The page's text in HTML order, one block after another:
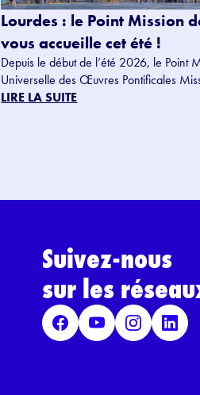
Lourdes : le Point Mission
vous accueille cet été !
Depuis le début de l’été 2026, le Point
Universelle des Œuvres Pontificales
LIRE LA SUITE
Suivez-nous
sur les